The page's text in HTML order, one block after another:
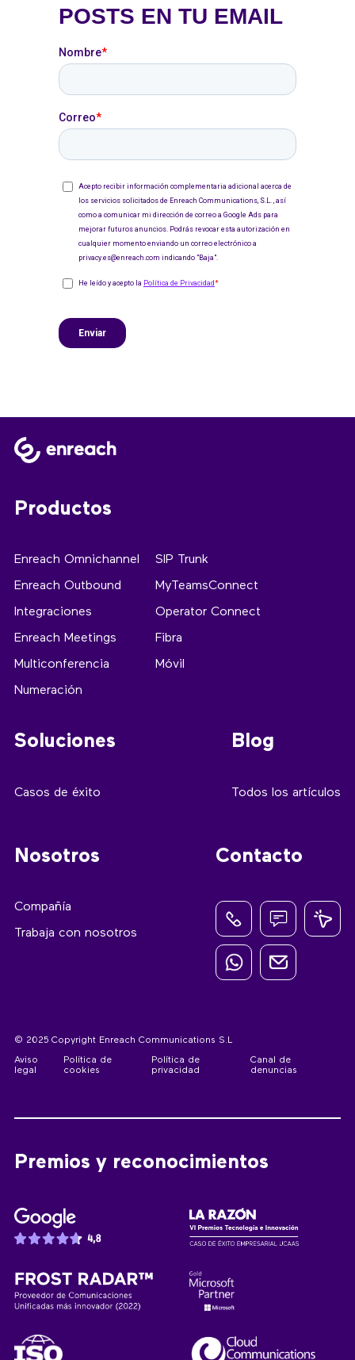
Productos
Enreach Omnichannel
Enreach Outbound
Integraciones
Enreach Meetings
Multiconferencia
Numeración
SIP Trunk
MyTeamsConnect
Operator Connect
Fibra
Móvil
Soluciones
Casos de éxito
Blog
Todos los artículos
Nosotros
Compañía
Trabaja con nosotros
Contacto
© 2025 Copyright Enreach Communications S.L
Aviso
legal
Política de
cookies
Política de
privacidad
Canal de
denuncias
Premios y reconocimientos